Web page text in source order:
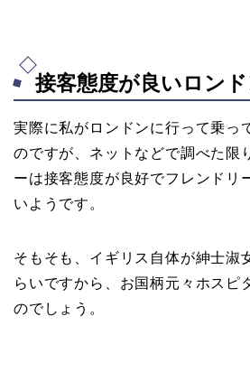
接客態度が良いロン
実際に私がロンドンに行って乗っ
のですが、ネットなどで調べた限
ーは接客態度が良好でフレンドリ
いようです。
そもそも、イギリス自体が紳士淑
らいですから、お国柄元々ホスピ
のでしょう。